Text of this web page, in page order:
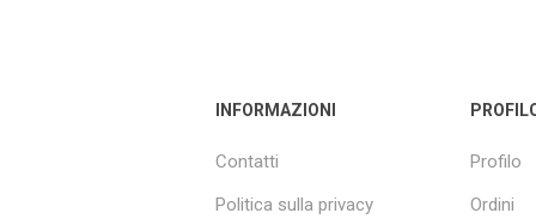
INFORMAZIONI
Contatti
Politica sulla privacy
Profilo
Ordini